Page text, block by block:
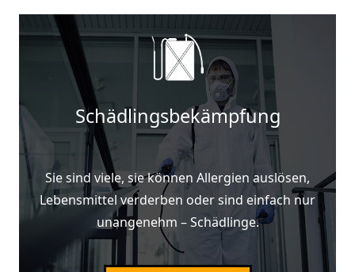
Schädlingsbekämpfung
Sie sind viele, sie können Allergien auslösen,
Lebensmittel verderben oder sind einfach nur
unangenehm – Schädlinge.